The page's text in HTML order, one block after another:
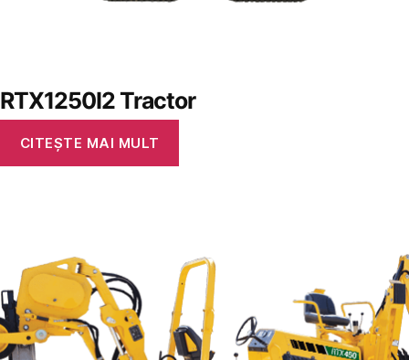
RTX1250I2 Tractor
CITEȘTE MAI MULT